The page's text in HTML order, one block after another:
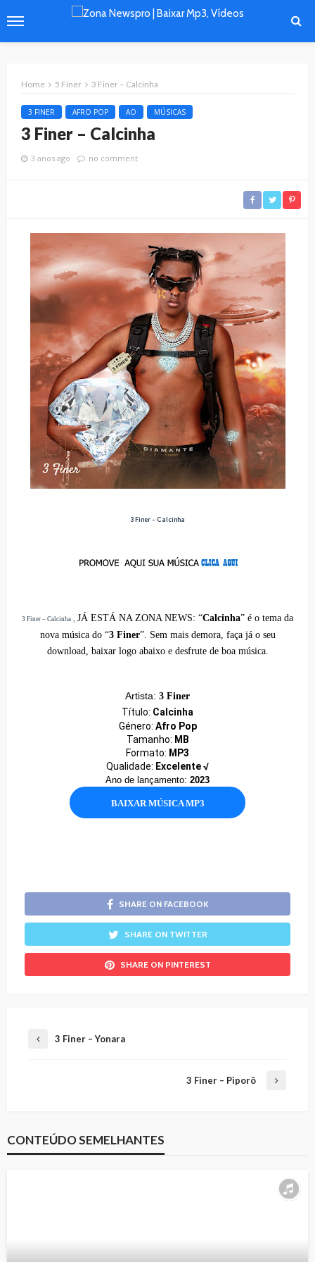
Home 5 Finer 3 Finer – Calcinha
3 FINER AFRO POP AO MÚSICAS
3 Finer – Calcinha
3 anos ago no comment
3 Finer – Calcinha
3 Finer – Calcinha JÁ ESTÁ NA ZONA NEWS: “Calcinha” é o tema da
nova música do “3 Finer”. Sem mais demora, faça já o seu
download, baixar logo abaixo e desfrute de boa música.
Artista: 3 Finer
Título: Calcinha
Género: Afro Pop
Tamanho: MB
Formato: MP3
Qualidade: Excelente √
Ano de lançamento: 2023
BAIXAR MÚSICA MP3
SHARE ON FACEBOOK
SHARE ON TWITTER
SHARE ON PINTEREST
3 Finer – Yonara
3 Finer – Piporô
CONTEÚDO SEMELHANTES